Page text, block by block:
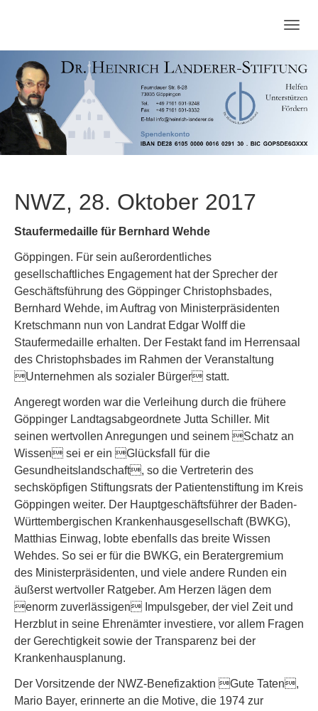
NWZ, 28. Oktober 2017
Staufermedaille für Bernhard Wehde
Göppingen. Für sein außerordentliches
gesellschaftliches Engagement hat der Sprecher der
Geschäftsführung des Göppinger Christophsbades,
Bernhard Wehde, im Auftrag von Ministerpräsidenten
Kretschmann nun von Landrat Edgar Wolff die
Staufermedaille erhalten. Der Festakt fand im Herrensaal
des Christophsbades im Rahmen der Veranstaltung
Unternehmen als sozialer Bürger statt.
Angeregt worden war die Verleihung durch die frühere
Göppinger Landtagsabgeordnete Jutta Schiller. Mit
seinen wertvollen Anregungen und seinem Schatz an
Wissen sei er ein Glücksfall für die
Gesundheitslandschaft, so die Vertreterin des
sechsköpfigen Stiftungsrats der Patientenstiftung im Kreis
Göppingen weiter. Der Hauptgeschäftsführer der Baden-
Württembergischen Krankenhausgesellschaft (BWKG),
Matthias Einwag, lobte ebenfalls das breite Wissen
Wehdes. So sei er für die BWKG, ein Beratergremium
des Ministerpräsidenten, und viele andere Runden ein
äußerst wertvoller Ratgeber. Am Herzen lägen dem
enorm zuverlässigen Impulsgeber, der viel Zeit und
Herzblut in seine Ehrenämter investiere, vor allem Fragen
der Gerechtigkeit sowie der Transparenz bei der
Krankenhausplanung.
Der Vorsitzende der NWZ-Benefizaktion Gute Taten,
Mario Bayer, erinnerte an die Motive, die 1974 zur